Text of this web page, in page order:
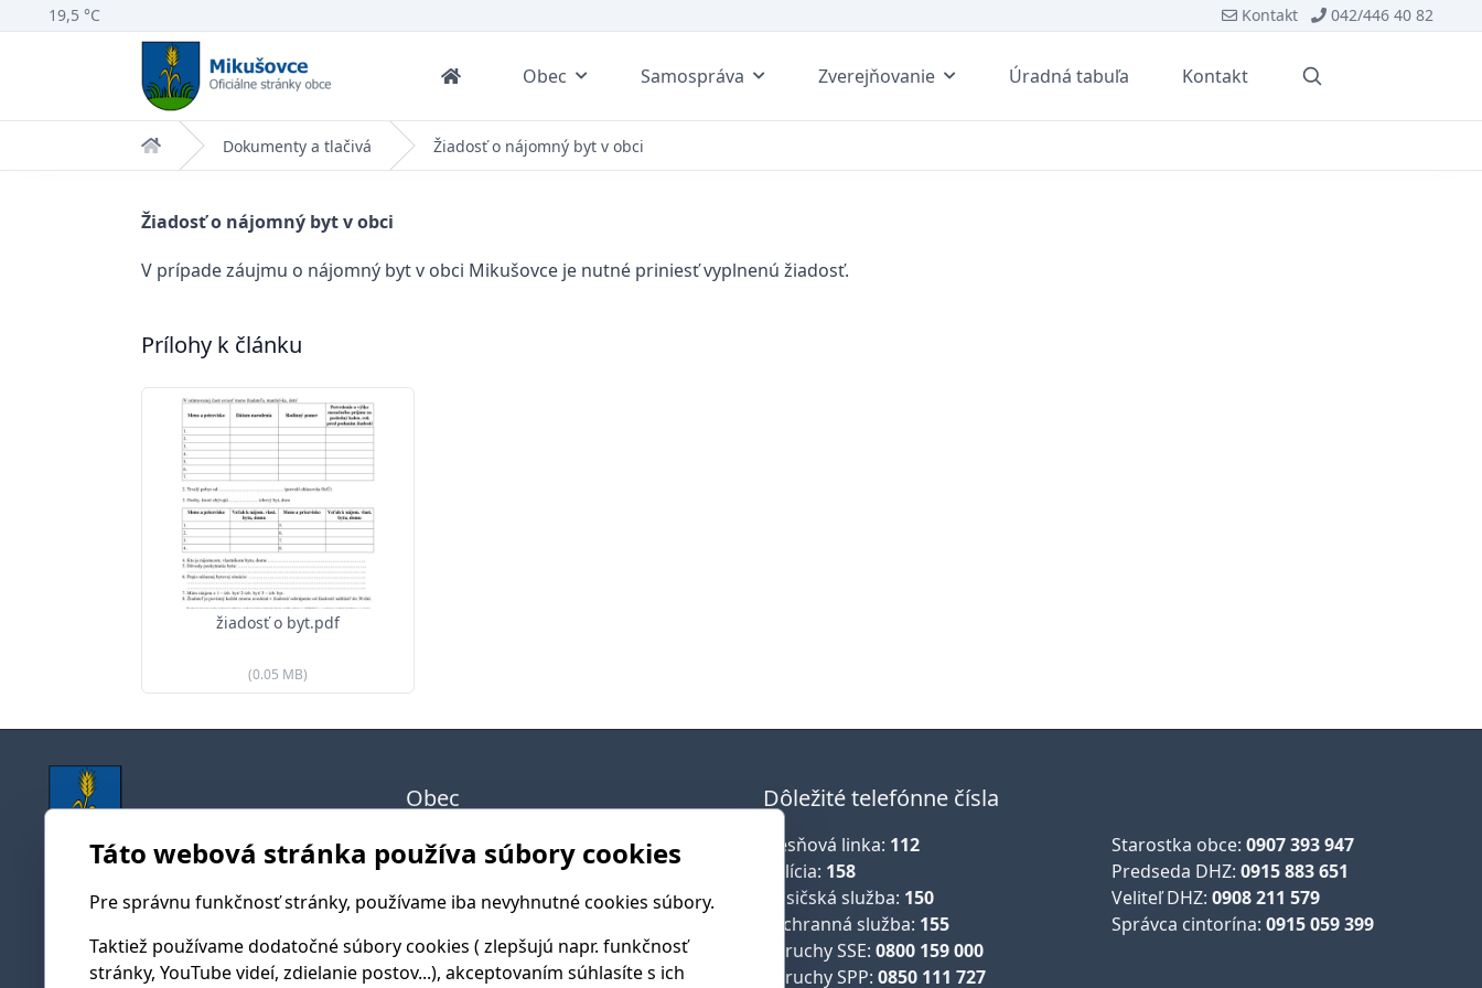
19,5 °C Kontakt 042/446 40 82
Obec Samospráva Zverejňovanie Úradná tabuľa Kontakt Vyhľadávanie
Domov Dokumenty a tlačivá Žiadosť o nájomný byt v obci
Žiadosť o nájomný byt v obci
V prípade záujmu o nájomný byt v obci Mikušovce je nutné priniesť vyplnenú žiadosť.
Prílohy k článku
žiadosť o byt.pdf
(0.05 MB)
Mikušovce 22
018 57 Mikušovce
Obec
Súčasnosť
Mapy obce a okolia
Samospráva
Starosta
Dôležité telefónne čísla
Tiesňová linka: 112
Polícia: 158
Hasičská služba: 150
Záchranná služba: 155
Poruchy SSE: 0800 159 000
Poruchy SPP: 0850 111 727
Starostka obce: 0907 393 947
Predseda DHZ: 0915 883 651
Veliteľ DHZ: 0908 211 579
Správca cintorína: 0915 059 399
Táto webová stránka používa súbory cookies
Pre správnu funkčnosť stránky, používame iba nevyhnutné cookies súbory.
Taktiež používame dodatočné súbory cookies ( zlepšujú napr. funkčnosť
stránky, YouTube videí, zdielanie postov...), akceptovaním súhlasíte s ich